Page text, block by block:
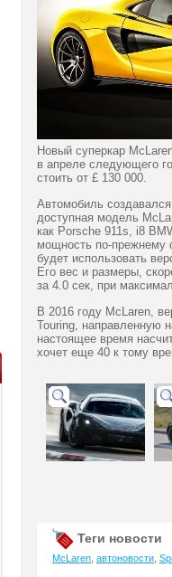
Новый суперкар
в апреле следующего
стоить от £ 130 000.
Автомобиль
доступная модель
как Porsche 911s, i8
мощность по-прежнему
будет использовать
Его вес и размеры,
за 4.0 сек, при
В 2016 году McLaren,
Touring, направленную
настоящее время
хочет еще 40 к тому
Теги новости
McLaren автоновости